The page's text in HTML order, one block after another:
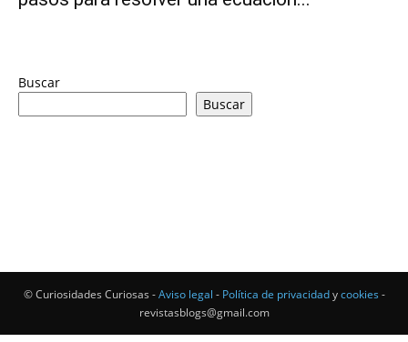
Buscar
Buscar
© Curiosidades Curiosas -Aviso legal - Política de privacidadycookies -
revistasblogs@gmail.com